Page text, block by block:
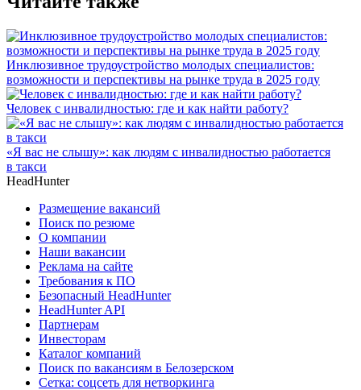
Инклюзивное трудоустройство молодых специалистов:
возможности и перспективы на рынке труда в 2025 году
Человек с инвалидностью: где и как найти работу?
«Я вас не слышу»: как людям с инвалидностью работается
в такси
HeadHunter
Размещение вакансий
Поиск по резюме
О компании
Наши вакансии
Реклама на сайте
Требования к ПО
Безопасный HeadHunter
HeadHunter API
Партнерам
Инвесторам
Каталог компаний
Поиск по вакансиям в Белозерском
Сетка: соцсеть для нетворкинга